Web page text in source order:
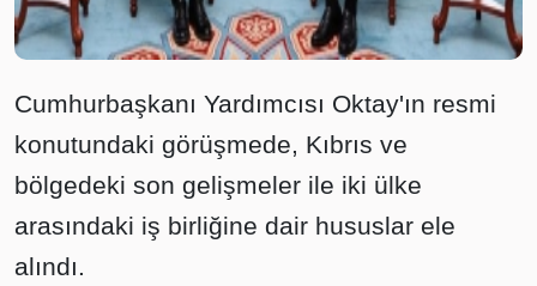
Cumhurbaşkanı Yardımcısı Oktay'ın resmi
konutundaki görüşmede, Kıbrıs ve
bölgedeki son gelişmeler ile iki ülke
arasındaki iş birliğine dair hususlar ele
alındı.